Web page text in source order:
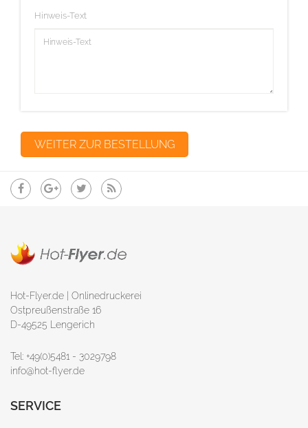
Hinweis-Text
Hot-Flyer.de | Onlinedruckerei
Ostpreußenstraße 16
D-49525 Lengerich
Tel: +49(0)5481 - 3029798
info@hot-flyer.de
SERVICE